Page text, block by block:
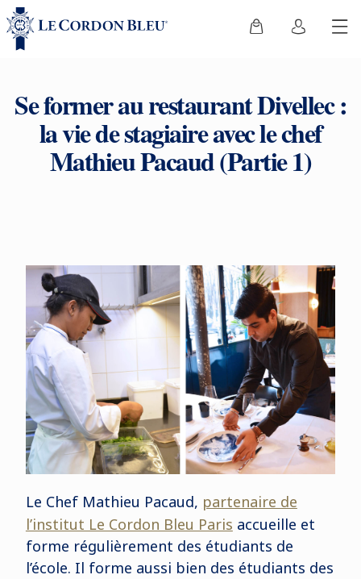
Se former au restaurant Divellec :
la vie de stagiaire avec le chef
Mathieu Pacaud (Partie 1)
Le Chef Mathieu Pacaud, partenaire de
l’institut Le Cordon Bleu Paris accueille et
forme régulièrement des étudiants de
l’école. Il forme aussi bien des étudiants des